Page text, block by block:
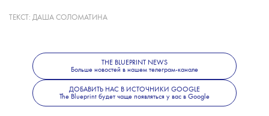
Какие именно материалы стали
не уточнило. В Следственном комитете
также сообщили, что решается вопрос
об объявлении журналистки
в международный розыск.
ТЕКСТ: ДАША СОЛОМАТИНА
THE BLUEPRINT NEWS
Больше новостей в нашем телеграм-канале
ДОБАВИТЬ НАС В ИСТОЧНИКИ GOOGLE
The Blueprint будет чаще появляться у вас в Google